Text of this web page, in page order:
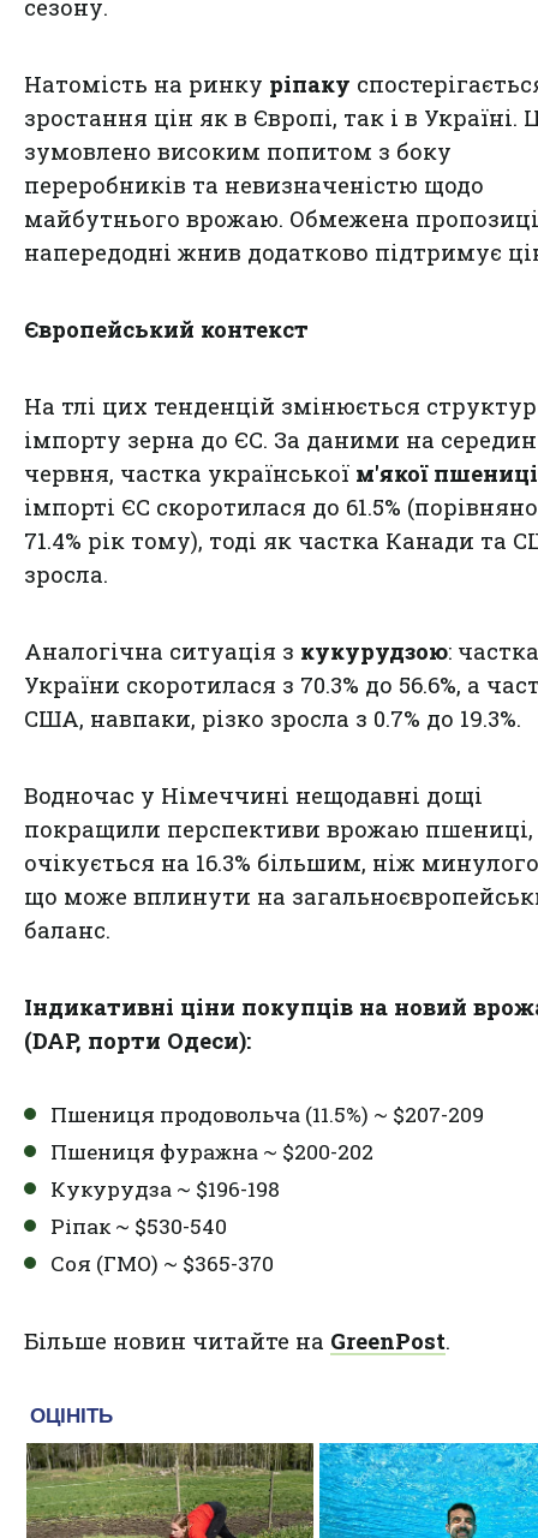
сезону.
Натомість на ринку ріпаку
зростання цін як в Європі, так і в Україні.
зумовлено високим попитом з боку
переробників та невизначеністю щодо
майбутнього врожаю. Обмежена
напередодні жнив додатково підтримує
Європейський контекст
На тлі цих тенденцій змінюється
імпорту зерна до ЄС. За даними на
червня, частка української м'якої пшениці
імпорті ЄС скоротилася до 61.5%
71.4% рік тому), тоді як частка Канади та
зросла.
Аналогічна ситуація з кукурудзою: частка
України скоротилася з 70.3% до 56.6%, а
США, навпаки, різко зросла з 0.7% до 19.3%.
Водночас у Німеччині нещодавні дощі
покращили перспективи врожаю
очікується на 16.3% більшим, ніж
що може вплинути на
баланс.
Індикативні ціни покупців на новий
(DAP, порти Одеси):
Пшениця продовольча (11.5%) ~ $207-209
Пшениця фуражна ~ $200-202
Кукурудза ~ $196-198
Ріпак ~ $530-540
Соя (ГМО) ~ $365-370
Більше новин читайте на GreenPost.